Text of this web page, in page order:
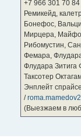
‪+7 966 301 70
Ремикейд,
Бонефос,
Мирцера,
Рибомустин,
Фемара,
Флудара Зитига
Таксотер
Энплейт
/
(Выезжаем в